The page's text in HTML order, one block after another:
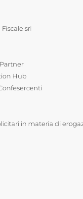
srl
Hub
in materia di